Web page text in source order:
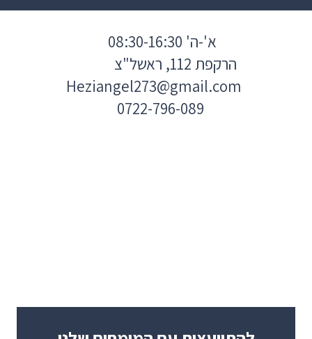
0722-796-089
Heziangel273@gmail.com
הרקפת 112, ראשל"צ
א'-ה' 08:30-16:30